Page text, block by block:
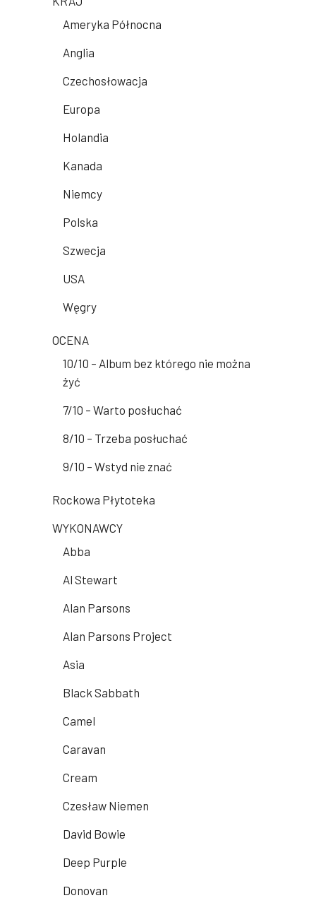
Ameryka Północna
Anglia
Czechosłowacja
Europa
Holandia
Kanada
Niemcy
Polska
Szwecja
USA
Węgry
OCENA
10/10 – Album bez którego nie można
żyć
7/10 – Warto posłuchać
8/10 – Trzeba posłuchać
9/10 – Wstyd nie znać
Rockowa Płytoteka
WYKONAWCY
Abba
Al Stewart
Alan Parsons
Alan Parsons Project
Asia
Black Sabbath
Camel
Caravan
Cream
Czesław Niemen
David Bowie
Deep Purple
Donovan